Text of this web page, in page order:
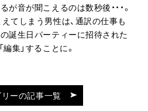
音が聞こえるのは数秒後・・・。
てしまう男性は、通訳の仕事も
誕生日パーティーに招待された
集」することに。
ーの記事一覧